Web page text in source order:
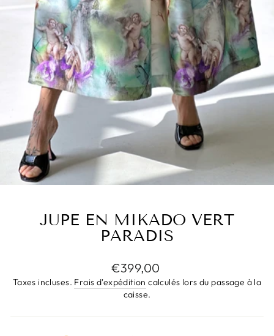
JUPE EN MIKADO VERT
PARADIS
Prix
régulier
€399,00
Taxes incluses. Frais d'expédition calculés lors du passage à la
caisse.